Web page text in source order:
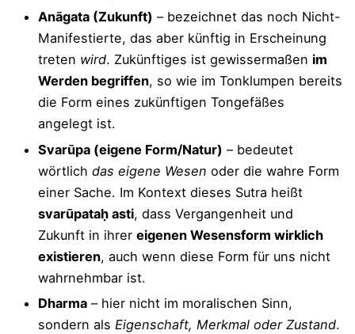
Anāgata (Zukunft) – bezeichnet das noch Nicht-
Manifestierte, das aber künftig in Erscheinung
treten wird. Zukünftiges ist gewissermaßen im
Werden begriffen, so wie im Tonklumpen bereits
die Form eines zukünftigen Tongefäßes
angelegt ist.
Svarūpa (eigene Form/Natur) – bedeutet
wörtlich das eigene Wesen oder die wahre Form
einer Sache. Im Kontext dieses Sutra heißt
svarūpataḥ asti, dass Vergangenheit und
Zukunft in ihrer eigenen Wesensform wirklich
existieren, auch wenn diese Form für uns nicht
wahrnehmbar ist.
Dharma – hier nicht im moralischen Sinn,
sondern als Eigenschaft, Merkmal oder Zustand.